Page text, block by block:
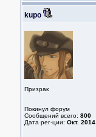
kupo
Призрак
Покинул форум
Сообщений всего: 800
Дата рег-ции: Окт. 2014